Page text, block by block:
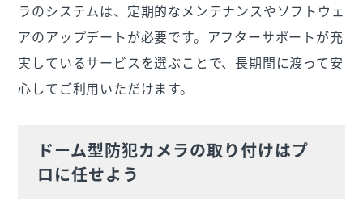
ラのシステムは、定期的なメンテナンスやソフトウェ
アのアップデートが必要です。アフターサポートが充
実しているサービスを選ぶことで、長期間に渡って安
心してご利用いただけます。
ドーム型防犯カメラの取り付けはプ
ロに任せよう